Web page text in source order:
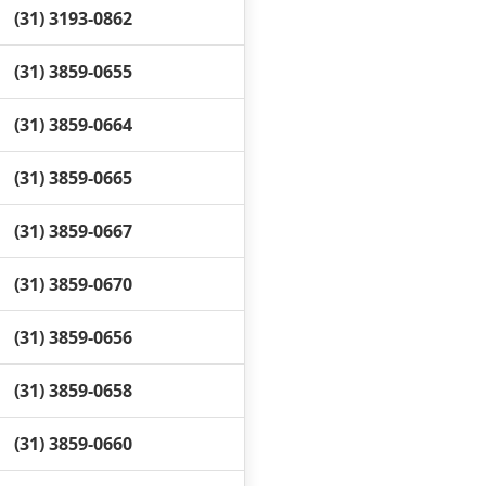
(31) 3193-0862
(31) 3859-0655
(31) 3859-0664
(31) 3859-0665
(31) 3859-0667
(31) 3859-0670
(31) 3859-0656
(31) 3859-0658
(31) 3859-0660